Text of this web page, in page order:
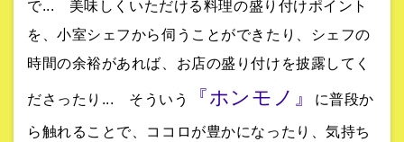
で... 美味しくいただける料理の盛り付けポイント
を、小室シェフから伺うことができたり、シェフの
時間の余裕があれば、お店の盛り付けを披露してく
ださったり... そういう 『ホンモノ』 に普段か
ら触れることで、ココロが豊かになったり、気持ち